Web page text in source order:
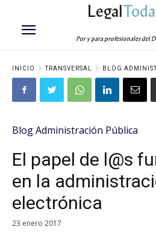
Legal
Por y para profesionales del
INICIO TRANSVERSAL BLOG
Blog Administración Pública
El papel de l@s
en la
electrónica
23 enero 2017